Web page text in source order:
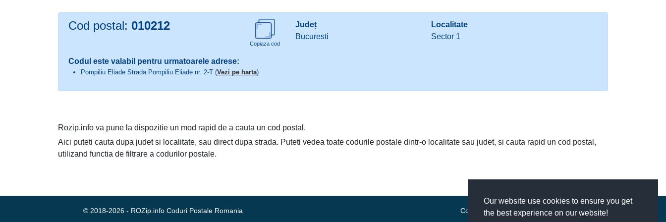
Our website use cookies to ensure you get
the best experience on our website!
Cod postal: 010212
Copiaza cod
Județ
Bucuresti
Localitate
Sector 1
Codul este valabil pentru urmatoarele adrese:
Pompiliu Eliade Strada Pompiliu Eliade nr. 2-T (Vezi pe harta)
Rozip.info va pune la dispozitie un mod rapid de a cauta un cod postal.
Aici puteti cauta dupa judet si localitate, sau direct dupa strada. Puteti vedea toate codurile postale dintr-o localitate sau judet, si cauta rapid un cod postal,
utilizand functia de filtrare a codurilor postale.
© 2018-2026 - ROZip.info Coduri Postale Romania Contact|Termeni si conditii